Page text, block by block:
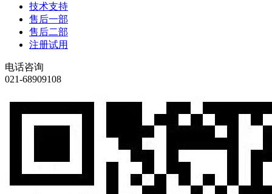
技术支持
售后一部
售后二部
注册试用
电话咨询
021-68909108